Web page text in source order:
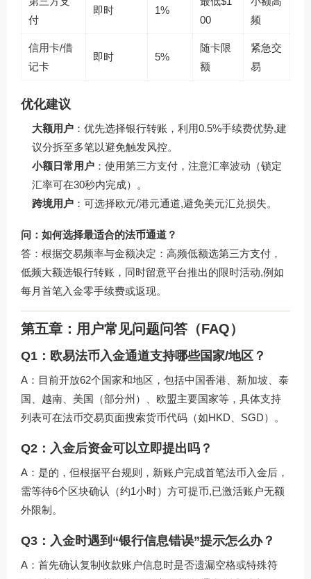
付
即时 1%
00
频
信用卡/借
记卡
即时 5%
随卡限
额
紧急交
易
优化建议
大额用户 ：优先选择银行转账，利用0.5%手续费优势,建
议分拆至多笔以避免触发风控。
小额日常用户 ：使用第三方支付，注意汇率波动（锁定
汇率可在30秒内完成）。
跨境用户 ：可选择欧元/港元通道,避免美元汇兑损失。
问：如何选择最适合的法币通道？
答：根据交易频率与金额决定：高频低额选第三方支付，
低频大额选银行转账，同时留意平台推出的限时活动,例如
每月首笔入金零手续费或返现。
第五章：用户常见问题问答（FAQ）
Q1：欧易法币入金通道支持哪些国家/地区？
A：目前开放62个国家和地区，包括中国香港、新加坡、泰
国、越南、美国（部分州）、欧盟主要国家等，具体支持
列表可在法币交易页面搜索货币代码（如HKD、SGD）。
Q2：入金后资金可以立即提出吗？
A：是的，但根据平台规则，新账户完成首笔法币入金后，
需等待6个区块确认（约1小时）方可提币,已激活账户无额
外限制。
Q3：入金时遇到“银行信息错误”提示怎么办？
A：首先确认复制收款账户信息时是否遗漏空格或特殊符